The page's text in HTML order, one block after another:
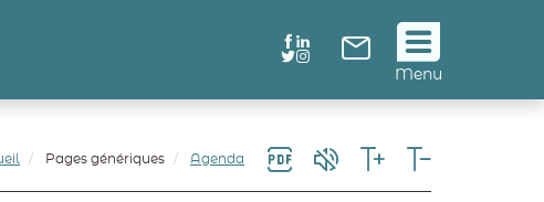
!
Menu
Pages génériques Agenda